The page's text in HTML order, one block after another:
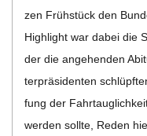
D
T
-
zen Früh­stück den
High­light war dabei die
der die ange­hen­den
ter­prä­si­den­ten
fung der
wer­den sollte, Reden